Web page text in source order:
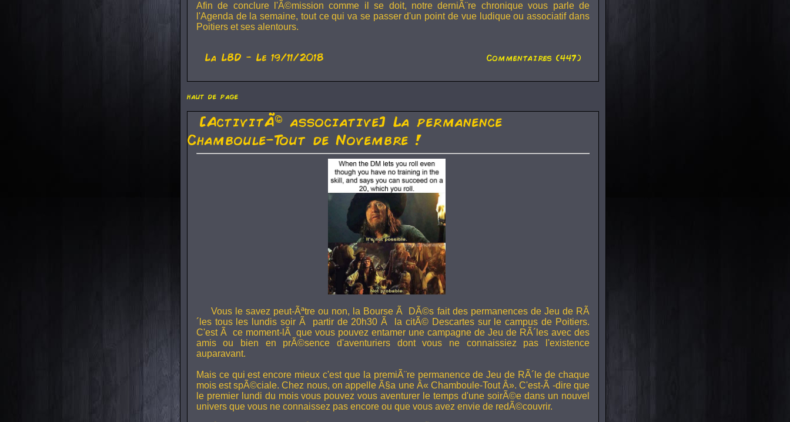
Afin de conclure l'Ã©mission comme il se doit, notre derniÃ¨re chronique vous parle de
l'Agenda de la semaine, tout ce qui va se passer d'un point de vue ludique ou associatif dans
Poitiers et ses alentours.
La LBD - Le 19/11/2018 Commentaires (447)
haut de page
[ActivitÃ© associative] La permanence
Chamboule-Tout de Novembre !
Vous le savez peut-Ãªtre ou non, la Bourse Ã DÃ©s fait des permanences de Jeu de RÃ
´les tous les lundis soir Ã partir de 20h30 Ã la citÃ© Descartes sur le campus de Poitiers.
C'est Ã ce moment-lÃ que vous pouvez entamer une campagne de Jeu de RÃ´les avec des
amis ou bien en prÃ©sence d'aventuriers dont vous ne connaissiez pas l'existence
auparavant.
Mais ce qui est encore mieux c'est que la premiÃ¨re permanence de Jeu de RÃ´le de chaque
mois est spÃ©ciale. Chez nous, on appelle Ã§a une Â« Chamboule-Tout Â». C'est-Ã -dire que
le premier lundi du mois vous pouvez vous aventurer le temps d'une soirÃ©e dans un nouvel
univers que vous ne connaissez pas encore ou que vous avez envie de redÃ©couvrir.